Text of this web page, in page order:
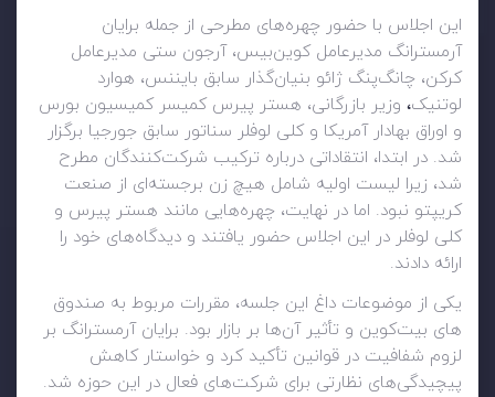
این اجلاس با حضور چهره‌های مطرحی از جمله برایان
آرمسترانگ مدیرعامل کوین‌بیس، آرجون ستی مدیرعامل
کرکن، چانگ‌پنگ ژائو بنیان‌گذار سابق بایننس، هوارد
لوتنیک، وزیر بازرگانی، هستر پیرس کمیسر کمیسیون بورس
و اوراق بهادار آمریکا و کلی لوفلر سناتور سابق جورجیا برگزار
شد. در ابتدا، انتقاداتی درباره ترکیب شرکت‌کنندگان مطرح
شد، زیرا لیست اولیه شامل هیچ زن برجسته‌ای از صنعت
کریپتو نبود. اما در نهایت، چهره‌هایی مانند هستر پیرس و
کلی لوفلر در این اجلاس حضور یافتند و دیدگاه‌های خود را
ارائه دادند.
یکی از موضوعات داغ این جلسه، مقررات مربوط به صندوق
های بیت‌کوین و تأثیر آن‌ها بر بازار بود. برایان آرمسترانگ بر
لزوم شفافیت در قوانین تأکید کرد و خواستار کاهش
پیچیدگی‌های نظارتی برای شرکت‌های فعال در این حوزه شد.